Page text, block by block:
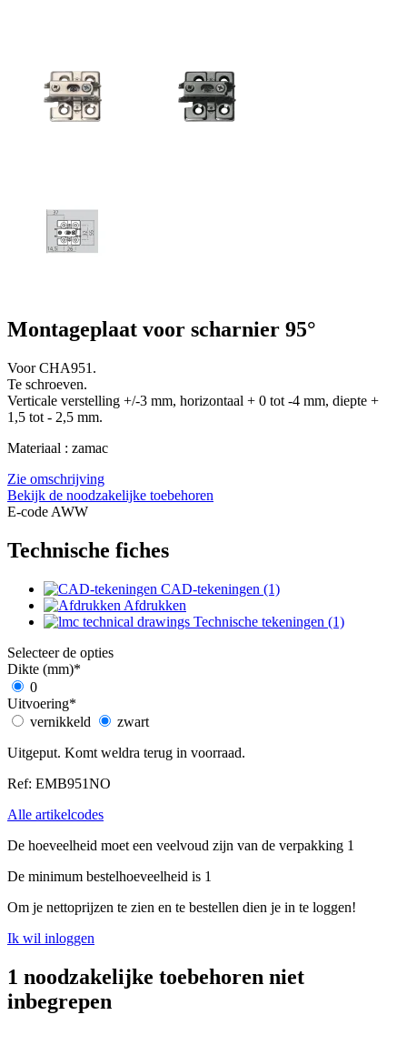
Montageplaat voor scharnier 95°
Voor CHA951.
Te schroeven.
Verticale verstelling +/-3 mm, horizontaal + 0 tot -4 mm, diepte +
1,5 tot - 2,5 mm.
Materiaal : zamac
Zie omschrijving
Bekijk de noodzakelijke toebehoren
E-code AWW
Technische fiches
CAD-tekeningen (1)
Afdrukken
Technische tekeningen (1)
Selecteer de opties
Dikte (mm)*
0
Uitvoering*
vernikkeld
zwart
Uitgeput. Komt weldra terug in voorraad.
Ref: EMB951NO
Alle artikelcodes
De hoeveelheid moet een veelvoud zijn van de verpakking 1
De minimum bestelhoeveelheid is 1
Om je nettoprijzen te zien en te bestellen dien je in te loggen!
Ik wil inloggen
1 noodzakelijke toebehoren niet
inbegrepen